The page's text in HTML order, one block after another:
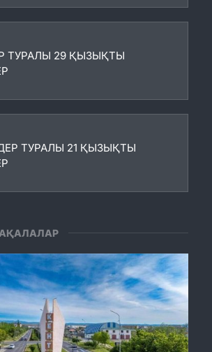
ТУРАЛЫ 29 ҚЫЗЫҚТЫ
ТУРАЛЫ 21 ҚЫЗЫҚТЫ